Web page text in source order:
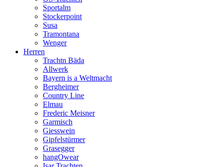
Sportalm
Stockerpoint
Susa
Tramontana
Wenger
Herren
Trachtn Bäda
Allwerk
Bayern is a Weltmacht
Bergheimer
Country Line
Elmau
Frederic Meisner
Garmisch
Giesswein
Gipfelstürmer
Grasegger
hangOwear